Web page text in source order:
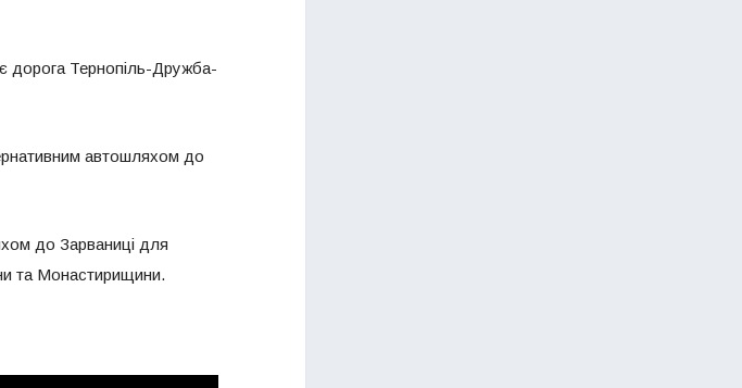
дорога Тернопіль-Дружба-
автошляхом до
до Зарваниці для
та Монастирищини.